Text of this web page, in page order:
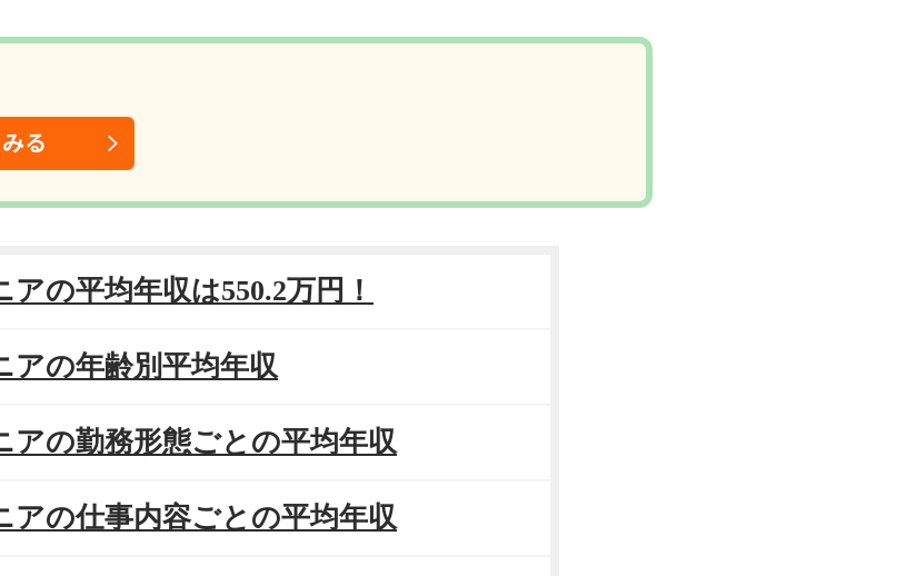
る
アの平均年収は550.2万円！
アの年齢別平均年収
アの勤務形態ごとの平均年収
アの仕事内容ごとの平均年収